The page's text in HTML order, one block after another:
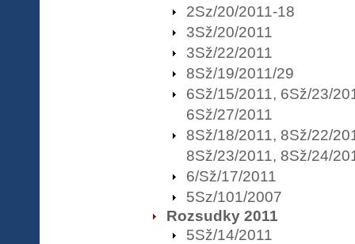
2Sz/20/2011-18
3Sž/20/2011
3Sž/22/2011
8Sž/19/2011/29
6Sž/15/2011, 6Sž/23/
6Sž/27/2011
8Sž/18/2011, 8Sž/22/
8Sž/23/2011, 8Sž/24/
6/Sž/17/2011
5Sz/101/2007
Rozsudky 2011
5Sž/14/2011